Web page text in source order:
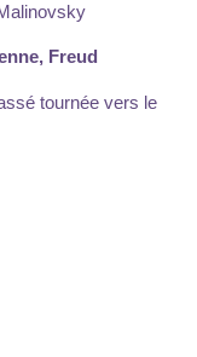
Freud
tournée vers le